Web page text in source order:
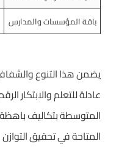
باقة المؤسسات والمدارس
يضمن هذا التنوع
عادلة للتعلم والابتكار
المتوسطة بتكاليف باهظة.
المتاحة في تحقيق التوازن